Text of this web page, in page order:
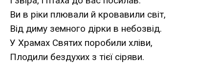
Ви в ріки плювали й кровавили світ,
Від диму земного дірки в небозвід.
У Храмах Святих поробили хліви,
Плодили бездухих з тієї сіряви.